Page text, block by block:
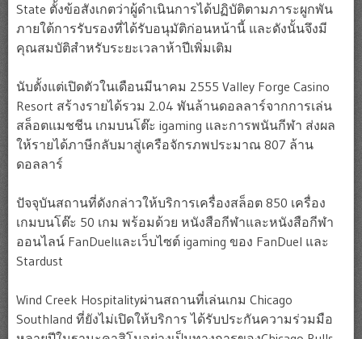
State ตั้งข้อสังเกตว่าผู้ดำเนินการได้ปฏิบัติตามภาระผูกพัน
ภายใต้การรับรองที่ได้รับอนุมัติก่อนหน้านี้ และดังนั้นจึงมี
คุณสมบัติสำหรับระยะเวลาห้าปีเพิ่มเติม
นับตั้งแต่เปิดตัวในเดือนมีนาคม 2555 Valley Forge Casino
Resort สร้างรายได้รวม 2.04 พันล้านดอลลาร์จากการเล่น
สล็อตแมชชีน เกมบนโต๊ะ igaming และการพนันกีฬา ส่งผล
ให้รายได้ภาษีกลับมาสู่เครือจักรภพประมาณ 807 ล้าน
ดอลลาร์
ปัจจุบันสถานที่ดังกล่าวให้บริการเครื่องสล็อต 850 เครื่อง
เกมบนโต๊ะ 50 เกม พร้อมด้วย หนังสือกีฬาและหนังสือกีฬา
ออนไลน์ FanDuelและเว็บไซต์ igaming ของ FanDuel และ
Stardust
Wind Creek Hospitalityผ่านสถานที่เล่นเกม Chicago
Southland ที่ยังไม่เปิดให้บริการ ได้รับประกันความร่วมมือ